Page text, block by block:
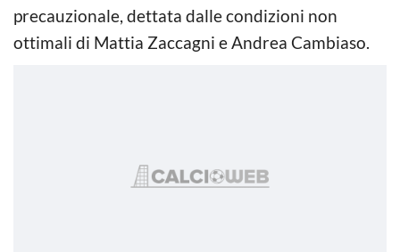
precauzionale, dettata dalle condizioni non
ottimali di Mattia Zaccagni e Andrea Cambiaso.